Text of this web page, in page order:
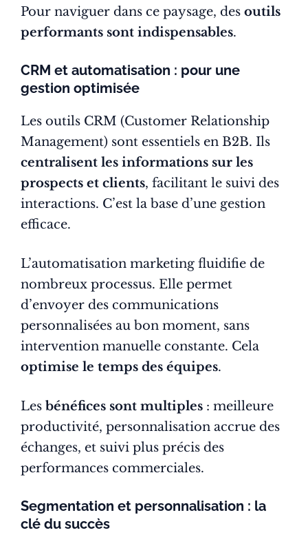
Pour naviguer dans ce paysage, des outils
performants sont indispensables.
CRM et automatisation : pour une
gestion optimisée
Les outils CRM (Customer Relationship
Management) sont essentiels en B2B. Ils
centralisent les informations sur les
prospects et clients, facilitant le suivi des
interactions. C’est la base d’une gestion
efficace.
L’automatisation marketing fluidifie de
nombreux processus. Elle permet
d’envoyer des communications
personnalisées au bon moment, sans
intervention manuelle constante. Cela
optimise le temps des équipes.
Les bénéfices sont multiples : meilleure
productivité, personnalisation accrue des
échanges, et suivi plus précis des
performances commerciales.
Segmentation et personnalisation : la
clé du succès